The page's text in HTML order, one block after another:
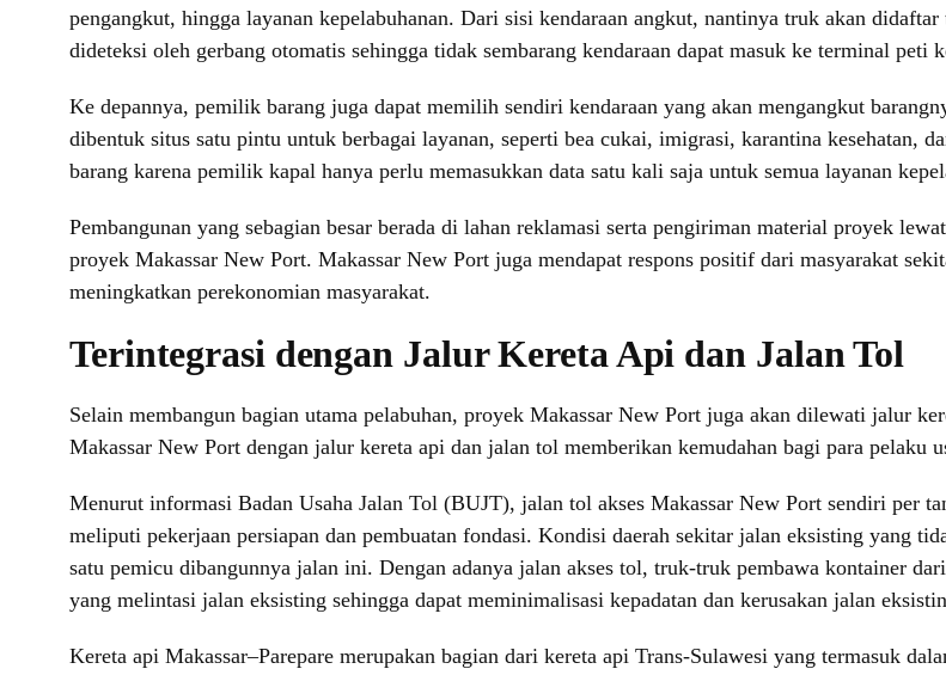
pengangkut, hingga layanan kepelabuhanan. Dari sisi kendaraan angkut, nantinya truk akan
dideteksi oleh gerbang otomatis sehingga tidak sembarang kendaraan dapat masuk ke terminal peti
Ke depannya, pemilik barang juga dapat memilih sendiri kendaraan yang akan mengangkut
dibentuk situs satu pintu untuk berbagai layanan, seperti bea cukai, imigrasi, karantina kesehatan,
barang karena pemilik kapal hanya perlu memasukkan data satu kali saja untuk semua layanan
Pembangunan yang sebagian besar berada di lahan reklamasi serta pengiriman material proyek
proyek Makassar New Port. Makassar New Port juga mendapat respons positif dari masyarakat
meningkatkan perekonomian masyarakat.
Terintegrasi dengan Jalur Kereta Api dan Jalan Tol
Selain membangun bagian utama pelabuhan, proyek Makassar New Port juga akan dilewati jalur
Makassar New Port dengan jalur kereta api dan jalan tol memberikan kemudahan bagi para pelaku
Menurut informasi Badan Usaha Jalan Tol (BUJT), jalan tol akses Makassar New Port sendiri per
meliputi pekerjaan persiapan dan pembuatan fondasi. Kondisi daerah sekitar jalan eksisting yang
satu pemicu dibangunnya jalan ini. Dengan adanya jalan akses tol, truk-truk pembawa kontainer
yang melintasi jalan eksisting sehingga dapat meminimalisasi kepadatan dan kerusakan jalan
Kereta api Makassar–Parepare merupakan bagian dari kereta api Trans-Sulawesi yang termasuk